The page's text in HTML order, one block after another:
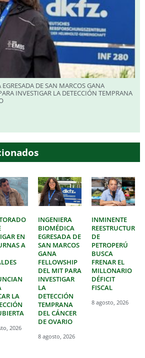
DE SAN MARCOS GANA
INVESTIGAR LA DETECCIÓN TEMPRANA
EN
A
LA
2026
INGENIERA
BIOMÉDICA
EGRESADA DE
SAN MARCOS
GANA
FELLOWSHIP
DEL MIT PARA
INVESTIGAR
LA
DETECCIÓN
TEMPRANA
DEL CÁNCER
DE OVARIO
8 agosto, 2026
INMINENTE
DE
PETROPERÚ
BUSCA
FRENAR EL
MILLONARIO
DÉFICIT
FISCAL
8 agosto, 2026